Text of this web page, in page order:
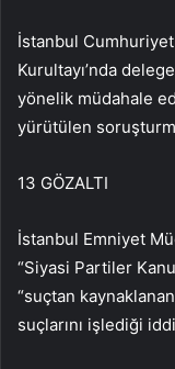
İstanbul Cumhuriyet
Kurultayı’nda
yönelik müdahale
yürütülen
13 GÖZALTI
İstanbul Emniyet
“Siyasi Partiler
“suçtan
suçlarını işlediği